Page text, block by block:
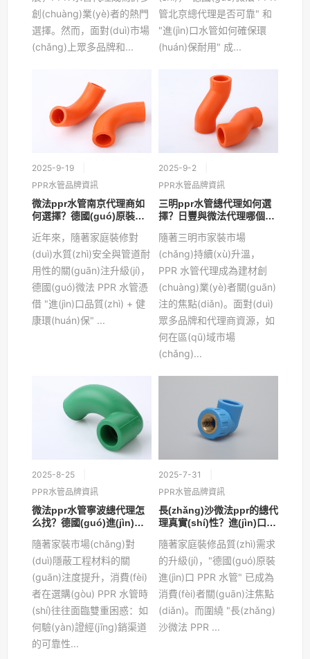
創(chuàng)業(yè)者的熱門
選擇。然而，面對(duì)市場
(chǎng)上眾多品牌和...
管北京總代理是否可靠" 和
"進(jìn)口水管如何確保環
(huán)保耐用" 成...
2025-9-19
PPR水管品牌資訊
微法ppr水管南京代理商如
何選擇？德國(guó)原裝水
近年來，隨著家庭裝修對
(duì)水質(zhì)安全與管道耐
用性的關(guān)注升級(jí)，
德國(guó)微法 PPR 水管憑
借 "進(jìn)口品質(zhì) + 健
康環(huán)保" ...
2025-9-2
PPR水管品牌資訊
三明ppr水管總代理如何選
擇？日豐與微法代理哪個
隨著三明市家裝市場
(chǎng)持續(xù)升溫，
PPR 水管代理成為建材創
(chuàng)業(yè)者關(guān)
注的焦點(diǎn)。面對(duì)
眾多品牌和代理商資源，如
何在區(qū)域市場
(chǎng)...
2025-8-25
PPR水管品牌資訊
微法ppr水管寧波總代理怎
么找？德國(guó)進(jìn)口
隨著家裝市場(chǎng)對
(duì)隱蔽工程材料的關
(guān)注度提升，消費(fèi)
者在選購(gòu) PPR 水管時
(shí)往往面臨雙重困惑：如
何驗(yàn)證經(jīng)銷渠道
的可靠性...
2025-7-31
PPR水管品牌資訊
長(zhǎng)沙微法ppr的總代
理真實(shí)性？進(jìn)口水
障？
隨著家庭裝修品質(zhì)需求
的升級(jí)，"德國(guó)原裝
進(jìn)口 PPR 水管" 已成為
消費(fèi)者關(guān)注焦點
(diǎn)。而圍繞 "長(zhǎng)
沙微法 PPR ...